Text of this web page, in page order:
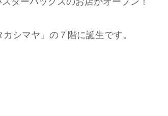
シマヤ」の７階に誕生です。